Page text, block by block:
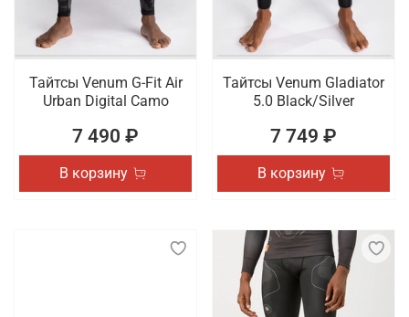
Тайтсы Venum G-Fit Air
Urban Digital Camo
7 490 ₽
В корзину
Тайтсы Venum Gladiator
5.0 Black/Silver
7 749 ₽
В корзину